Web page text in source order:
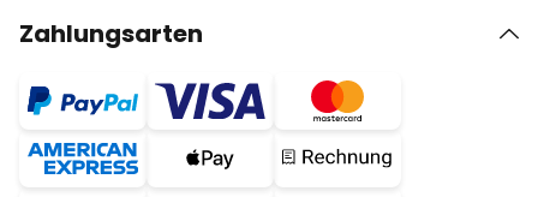
Zahlungsarten